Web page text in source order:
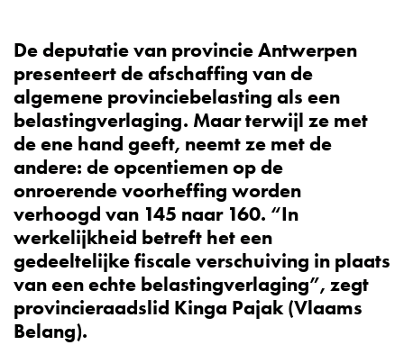
De deputatie van provincie Antwerpen
presenteert de afschaffing van de
algemene provinciebelasting als een
belastingverlaging. Maar terwijl ze met
de ene hand geeft, neemt ze met de
andere: de opcentiemen op de
onroerende voorheffing worden
verhoogd van 145 naar 160. “In
werkelijkheid betreft het een
gedeeltelijke fiscale verschuiving in plaats
van een echte belastingverlaging”, zegt
provincieraadslid Kinga Pajak (Vlaams
Belang).